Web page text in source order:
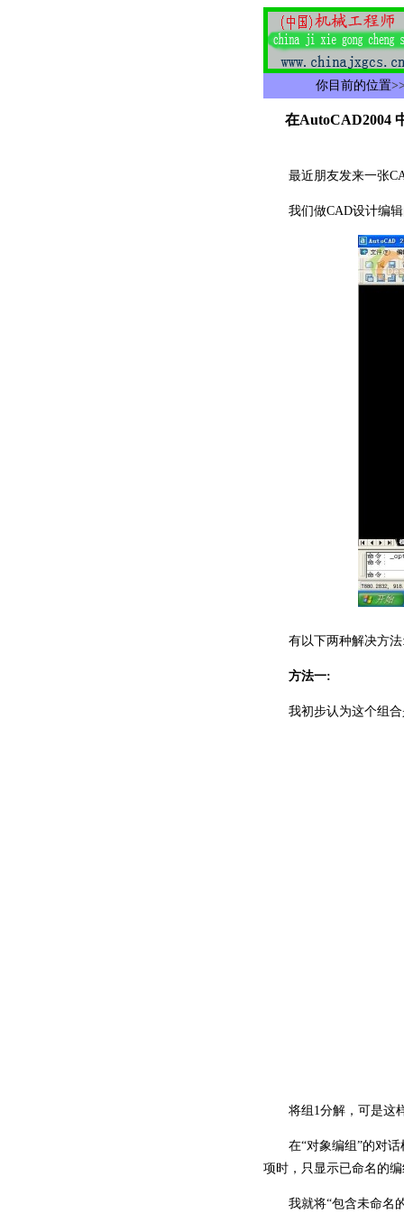
你目前的位置
在AutoCAD2004
最近朋友发来一张
我们做CAD设计编辑
有以下两种解决方法
方法一:
我初步认为这个组合是
将组1分解，可是这样
在“对象编组”的对话
项时，只显示已命名的编
我就将“包含未命名的